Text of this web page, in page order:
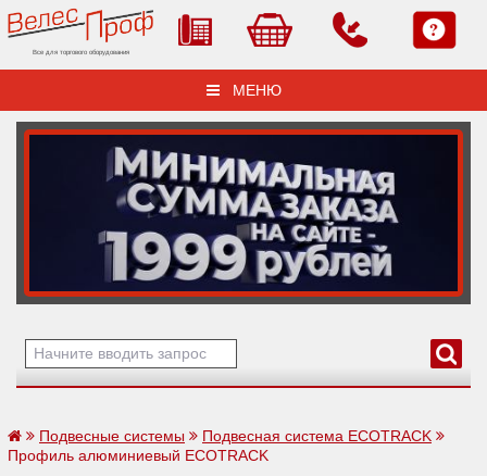
Все для торгового оборудования
МЕНЮ
Подвесные системы
Подвесная система ECOTRACK
Профиль алюминиевый ECOTRACK